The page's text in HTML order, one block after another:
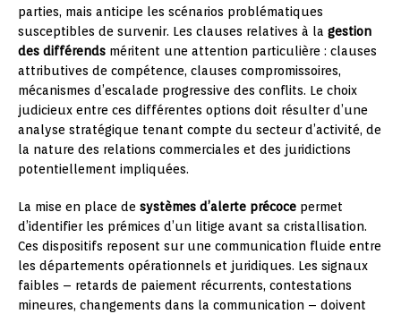
parties, mais anticipe les scénarios problématiques
susceptibles de survenir. Les clauses relatives à la gestion
des différends méritent une attention particulière : clauses
attributives de compétence, clauses compromissoires,
mécanismes d’escalade progressive des conflits. Le choix
judicieux entre ces différentes options doit résulter d’une
analyse stratégique tenant compte du secteur d’activité, de
la nature des relations commerciales et des juridictions
potentiellement impliquées.
La mise en place de systèmes d’alerte précoce permet
d’identifier les prémices d’un litige avant sa cristallisation.
Ces dispositifs reposent sur une communication fluide entre
les départements opérationnels et juridiques. Les signaux
faibles – retards de paiement récurrents, contestations
mineures, changements dans la communication – doivent